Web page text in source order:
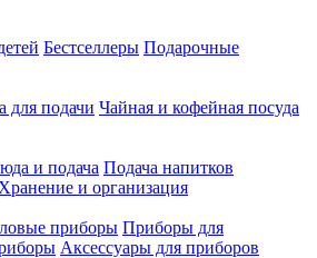
Бестселлеры Подарочные
для подачи Чайная и кофейная посуда
и подача Подача напитков
Хранение и организация
приборы Приборы для
Аксессуары для приборов